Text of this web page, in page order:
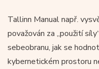
Tallinn Manual např.
považován za „použití
sebeobranu, jak se
kybernetickém prostoru